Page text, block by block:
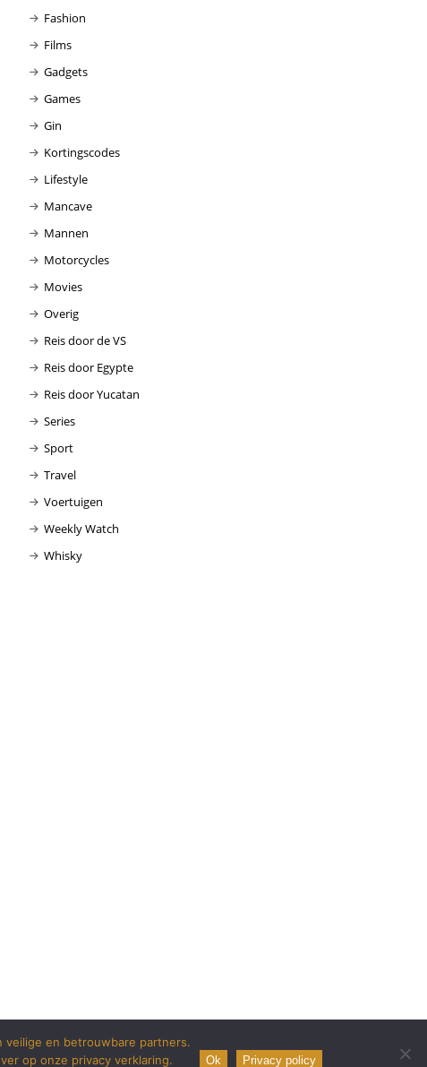
Fashion
Films
Gadgets
Games
Gin
Kortingscodes
Lifestyle
Mancave
Mannen
Motorcycles
Movies
Overig
Reis door de VS
Reis door Egypte
Reis door Yucatan
Series
Sport
Travel
Voertuigen
Weekly Watch
Whisky
veilige en betrouwbare partners.
op onze privacy verklaring.
Ok Privacy policy